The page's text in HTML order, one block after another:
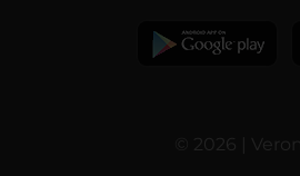
© 2026 |